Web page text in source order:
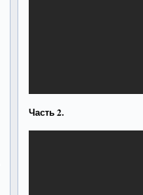
Часть 2.